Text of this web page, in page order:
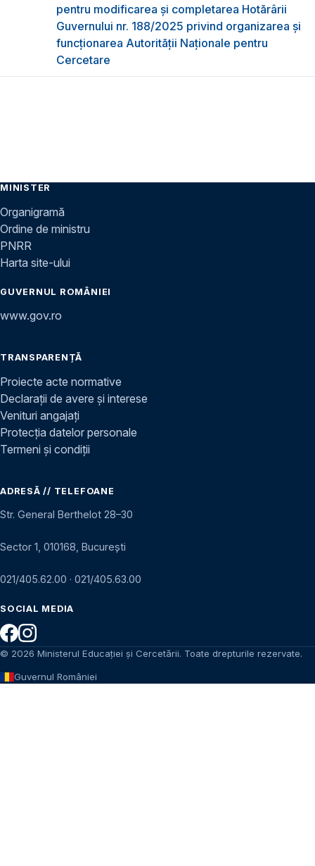
pentru modificarea și completarea Hotărârii
Guvernului nr. 188/2025 privind organizarea şi
funcţionarea Autorităţii Naţionale pentru
Cercetare
MINISTER
Organigramă
Ordine de ministru
PNRR
Harta site-ului
GUVERNUL ROMÂNIEI
www.gov.ro
TRANSPARENȚĂ
Proiecte acte normative
Declarații de avere și interese
Venituri angajați
Protecția datelor personale
Termeni și condiții
ADRESĂ // TELEFOANE
Str. General Berthelot 28–30
Sector 1, 010168, București
021/405.62.00 · 021/405.63.00
SOCIAL MEDIA
© 2026 Ministerul Educației și Cercetării. Toate drepturile rezervate.
Guvernul României